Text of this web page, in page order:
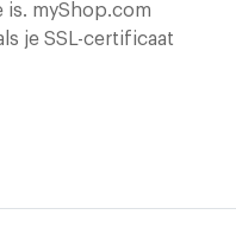
myShop.com
je SSL-certificaat